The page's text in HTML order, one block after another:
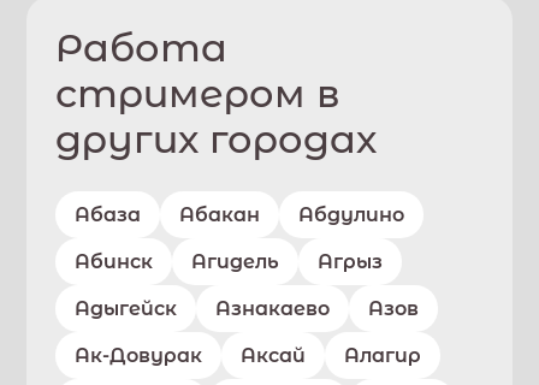
Работа
стримером в
других городах
Абаза Абакан Абдулино
Абинск Агидель Агрыз
Адыгейск Азнакаево Азов
Ак-Довурак Аксай Алагир